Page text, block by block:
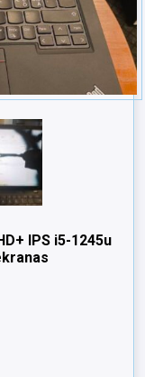
IPS i5-1245u